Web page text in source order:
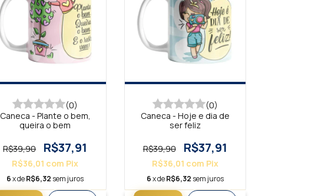
(0)
Caneca - Plante o bem,
queira o bem
R$39,90 R$37,91
R$36,01 com Pix
6x deR$6,32 sem juros
(0)
Caneca - Hoje e dia de
ser feliz
R$39,90 R$37,91
R$36,01 com Pix
6x deR$6,32 sem juros